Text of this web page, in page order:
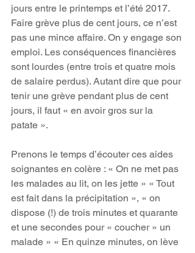
jours entre le printemps et l’été 2017.
Faire grève plus de cent jours, ce n’est
pas une mince affaire. On y engage son
emploi. Les conséquences financières
sont lourdes (entre trois et quatre mois
de salaire perdus). Autant dire que pour
tenir une grève pendant plus de cent
jours, il faut « en avoir gros sur la
patate ».
Prenons le temps d’écouter ces aides
soignantes en colère : « On ne met pas
les malades au lit, on les jette » « Tout
est fait dans la précipitation », « on
dispose (!) de trois minutes et quarante
et une secondes pour « coucher » un
malade » « En quinze minutes, on lève